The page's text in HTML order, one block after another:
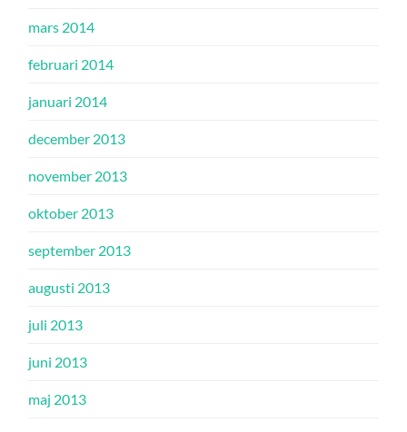
mars 2014
februari 2014
januari 2014
december 2013
november 2013
oktober 2013
september 2013
augusti 2013
juli 2013
juni 2013
maj 2013